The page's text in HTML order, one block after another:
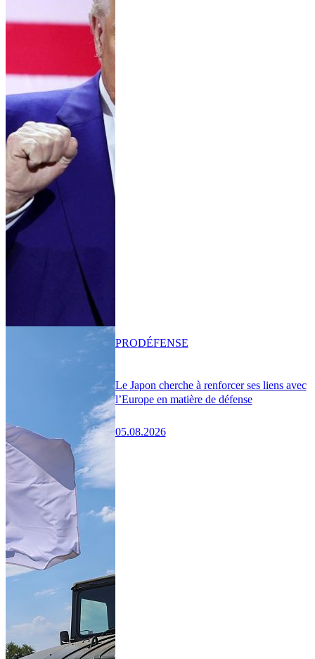
Le Japon cherche à renforcer ses liens avec
l’Europe en matière de défense
05.08.2026
PRODÉFENSE